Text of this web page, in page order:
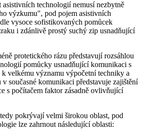
technologií nemusí nezbytně
výzkumu", pod pojem asistivních
vysoce sofistikovaných pomůcek
i zdánlivě prostý suchý zip usnadňující
protetického rázu představují rozsáhlou
pomůcky usnadňující komunikaci s
velkému významu výpočetní techniky a
v současné komunikaci představuje zajištění
s počítačem faktor zásadně ovlivňující
pokrývají velmi širokou oblast, pod
lze zahrnout následující oblasti: